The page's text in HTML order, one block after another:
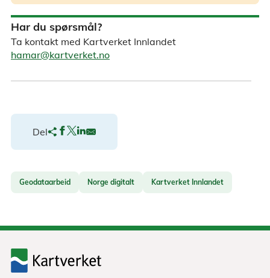
Har du spørsmål?
Ta kontakt med Kartverket Innlandet
hamar@kartverket.no
Del
Geodataarbeid Norge digitalt Kartverket Innlandet